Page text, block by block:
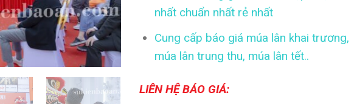
nhất chuẩn nhất rẻ nhất
Cung cấp báo giá múa lân khai trương,
múa lân trung thu, múa lân tết..
LIÊN HỆ BÁO GIÁ: